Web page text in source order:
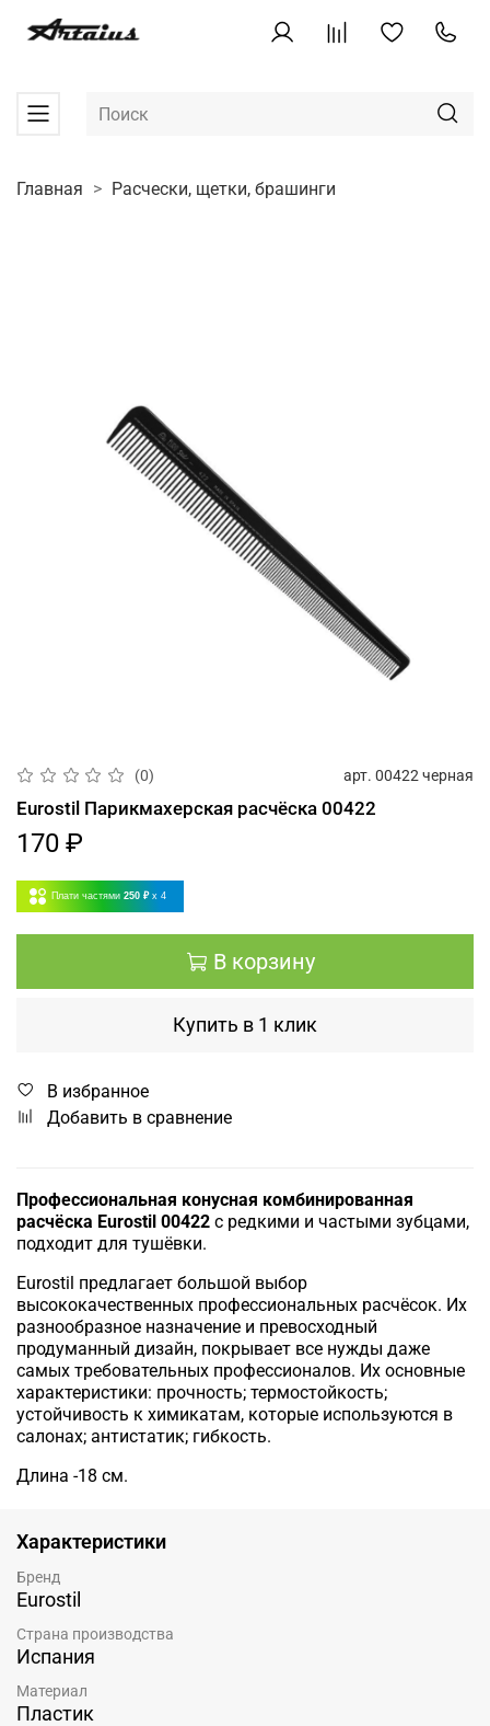
Главная Расчески, щетки, брашинги
(0) арт. 00422 черная
Eurostil Парикмахерская расчёска 00422
170 ₽
Плати частями 250 ₽ x 4
В корзину
Купить в 1 клик
В избранное
Добавить в сравнение
Профессиональная конусная комбинированная
расчёска Eurostil 00422 с редкими и частыми зубцами,
подходит для тушёвки.
Eurostil предлагает большой выбор
высококачественных профессиональных расчёсок. Их
разнообразное назначение и превосходный
продуманный дизайн, покрывает все нужды даже
самых требовательных профессионалов. Их основные
характеристики: прочность; термостойкость;
устойчивость к химикатам, которые используются в
салонах; антистатик; гибкость.
Длина -18 см.
Характеристики
Бренд
Eurostil
Страна производства
Испания
Материал
Пластик